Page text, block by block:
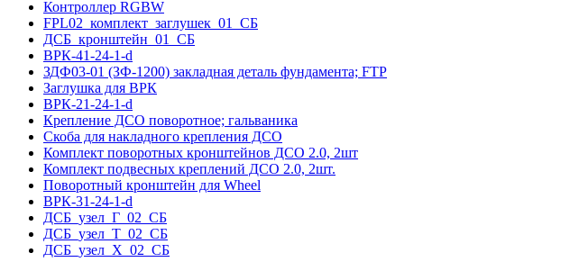
Контроллер RGBW
FPL02_комплект_заглушек_01_СБ
ДСБ_кронштейн_01_СБ
ВРК-41-24-1-d
ЗДФ03-01 (ЗФ-1200) закладная деталь фундамента; FTP
Заглушка для ВРК
ВРК-21-24-1-d
Крепление ДСО поворотное; гальваника
Скоба для накладного крепления ДСО
Комплект поворотных кронштейнов ДСО 2.0, 2шт
Комплект подвесных креплений ДСО 2.0, 2шт.
Поворотный кронштейн для Wheel
ВРК-31-24-1-d
ДСБ_узел_Г_02_СБ
ДСБ_узел_Т_02_СБ
ДСБ_узел_Х_02_СБ